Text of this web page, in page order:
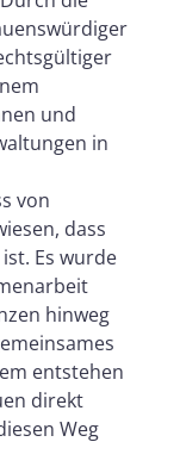
und
in
von
dass
Es wurde
hinweg
entstehen
direkt
Weg